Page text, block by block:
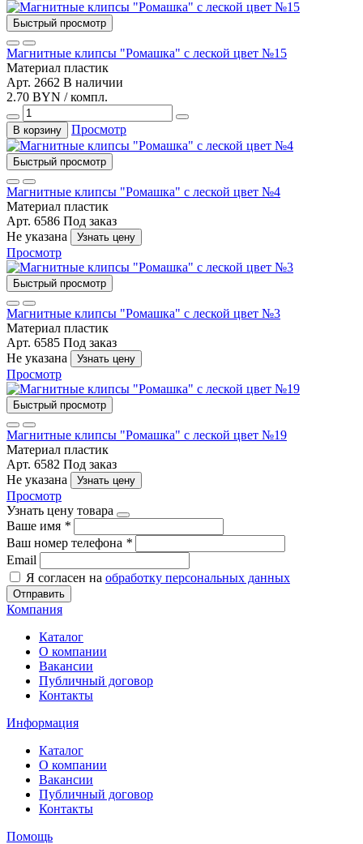
Быстрый просмотр
Магнитные клипсы "Ромашка" с леской цвет №15
Материал пластик
Арт. 2662 В наличии
2.70 BYN / компл.
В корзину Просмотр
Быстрый просмотр
Магнитные клипсы "Ромашка" с леской цвет №4
Материал пластик
Арт. 6586 Под заказ
Не указана
Узнать цену
Просмотр
Быстрый просмотр
Магнитные клипсы "Ромашка" с леской цвет №3
Материал пластик
Арт. 6585 Под заказ
Не указана
Узнать цену
Просмотр
Быстрый просмотр
Магнитные клипсы "Ромашка" с леской цвет №19
Материал пластик
Арт. 6582 Под заказ
Не указана
Узнать цену
Просмотр
Узнать цену товара
Ваше имя *
Ваш номер телефона *
Email
Я согласен на обработку персональных данных
Отправить
Компания
Каталог
О компании
Вакансии
Публичный договор
Контакты
Информация
Каталог
О компании
Вакансии
Публичный договор
Контакты
Помощь